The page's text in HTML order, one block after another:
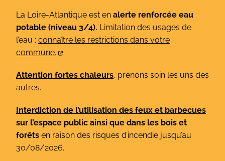
contenu
La Loire-Atlantique est en alerte renforcée eau
potable (niveau 3/4). Limitation des usages de
l’eau : connaître les restrictions dans votre
commune.
Attention fortes chaleurs, prenons soin les uns des
autres.
Interdiction de l’utilisation des feux et barbecues
sur l’espace public ainsi que dans les bois et
forêts en raison des risques d’incendie jusqu’au
30/08/2026.